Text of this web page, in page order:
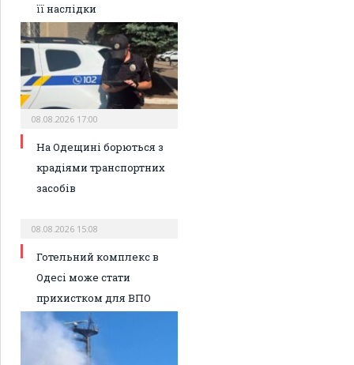
її наслідки
08.08.2026 17:00
На Одещині борються з
крадіями транспортних
засобів
08.08.2026 15:08
Готельний комплекс в
Одесі може стати
прихистком для ВПО